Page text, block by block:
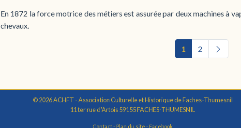
En 1872 la force motrice des métiers est assurée par deux machines à
chevaux.
1 2
© 2026 ACHFT - Association Culturelle et Historique de Faches-Thumesnil
11 ter rue d'Artois 59155 FACHES-THUMESNIL
Contact- Plan du site - Facebook